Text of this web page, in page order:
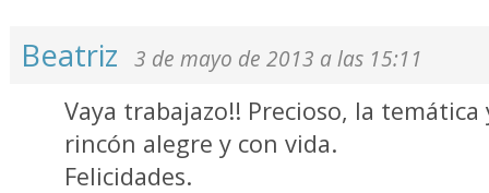
Beatriz 3 de mayo de 2013 a las 15:11
Vaya trabajazo!! Precioso, la
rincón alegre y con vida.
Felicidades.